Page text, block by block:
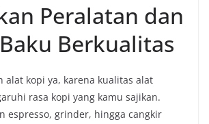
Peralatan dan
Berkualitas
alat kopi ya, karena kualitas alat
rasa kopi yang kamu sajikan.
espresso, grinder, hingga cangkir